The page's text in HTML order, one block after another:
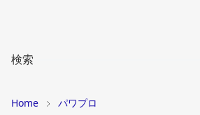
検索
Home パワプロ